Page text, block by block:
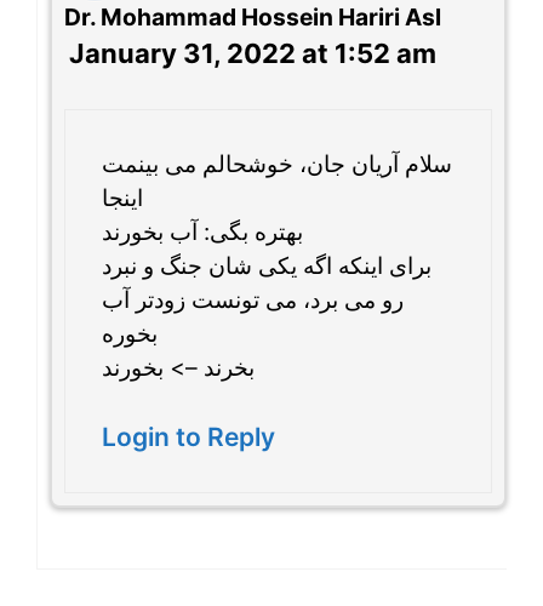
Dr. Mohammad Hossein Hariri Asl
January 31, 2022 at 1:52 am
سلام آریان جان، خوشحالم می بینمت
اینجا
بهتره بگی: آب بخورند
برای اینکه اگه یکی شان جنگ و نبرد
رو می برد، می تونست زودتر آب
بخوره
بخرند –> بخورند
Login to Reply